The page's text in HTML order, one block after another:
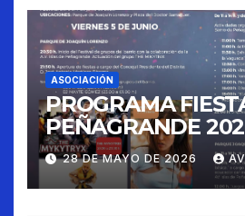
ASOCIACIÓN
PROGRAMA
PEÑAGRANDE
28 DE MAYO DE 2026